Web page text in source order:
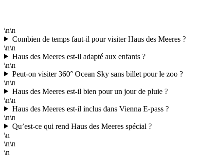
\n\n
Combien de temps faut-il pour visiter Haus des Meeres ?
\n\n
Haus des Meeres est-il adapté aux enfants ?
\n\n
Peut-on visiter 360° Ocean Sky sans billet pour le zoo ?
\n\n
Haus des Meeres est-il bien pour un jour de pluie ?
\n\n
Haus des Meeres est-il inclus dans Vienna E-pass ?
\n\n
Qu’est-ce qui rend Haus des Meeres spécial ?
\n
\n\n
\n